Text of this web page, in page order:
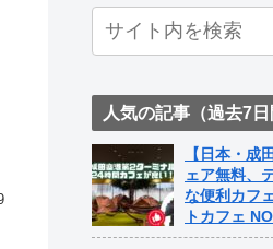
人気の記事（過去7日
【日本・成
ェア無料、
な便利カフ
トカフェ